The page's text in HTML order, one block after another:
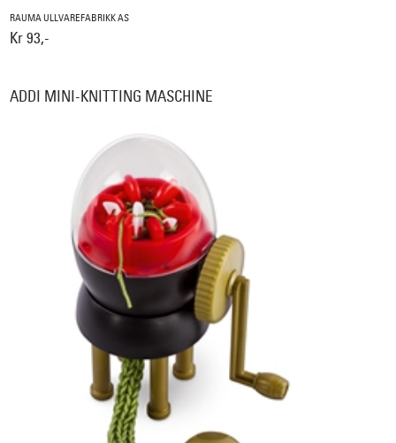
RAUMA ULLVAREFABRIKK AS
Kr 93,-
ADDI MINI-KNITTING MASCHINE